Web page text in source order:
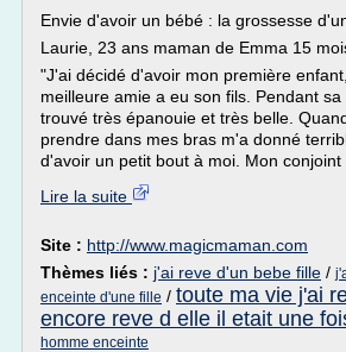
Envie d'avoir un bébé : la grossesse
Laurie, 23 ans maman de Emma 15
"J'ai décidé d'avoir mon première
meilleure amie a eu son fils. Pendant
trouvé très épanouie et très belle.
prendre dans mes bras m'a donné
d'avoir un petit bout à moi. Mon conjoint
Lire la suite
Site : http://www.magicmaman.com
Thèmes liés : j'ai reve d'un bebe fille /
enceinte d'une fille / toute ma vie j'ai
encore reve d elle il etait une
homme enceinte